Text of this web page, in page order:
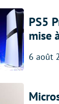
PS5
mise
6 août